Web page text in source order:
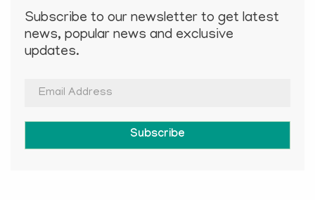
Subscribe to our newsletter to get latest
news, popular news and exclusive
updates.
Subscribe